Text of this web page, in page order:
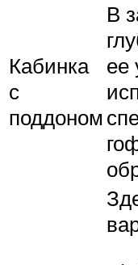
Кабинка
с
поддоном
В
ее